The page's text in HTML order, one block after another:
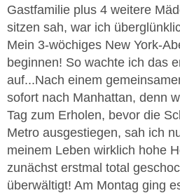
Gastfamilie plus 4 weitere
sitzen sah, war ich
Mein 3-wöchiges New York-
beginnen! So wachte ich das
auf...Nach einem
sofort nach Manhattan, denn
Tag zum Erholen, bevor die
Metro ausgestiegen, sah ich
meinem Leben wirklich hohe
zunächst erstmal total
überwältigt! Am Montag ging